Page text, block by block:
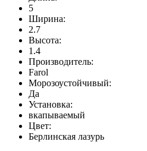
5
Ширина:
2.7
Высота:
1.4
Производитель:
Farol
Морозоустойчивый:
Да
Установка:
вкапываемый
Цвет:
Берлинская лазурь